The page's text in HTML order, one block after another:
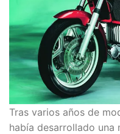
Tras varios años de
había desarrollado